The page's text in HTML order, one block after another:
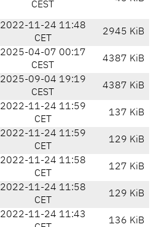
CEST
2022-11-24 11:48
CET
2945 KiB
2025-04-07 00:17
CEST
4387 KiB
2025-09-04 19:19
CEST
4387 KiB
2022-11-24 11:59
CET
137 KiB
2022-11-24 11:59
CET
129 KiB
2022-11-24 11:58
CET
127 KiB
2022-11-24 11:58
CET
129 KiB
2022-11-24 11:43
136 KiB